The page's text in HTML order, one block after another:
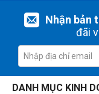
Nhận bản
đãi
DANH MỤC KINH